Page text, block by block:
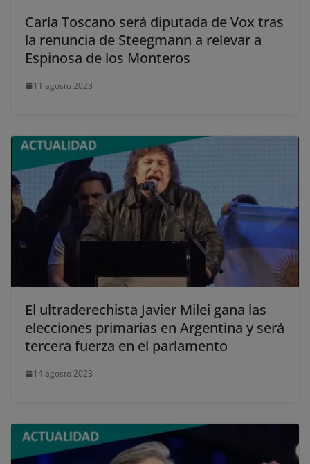
Carla Toscano será diputada de Vox tras
la renuncia de Steegmann a relevar a
Espinosa de los Monteros
11 agosto 2023
El ultraderechista Javier Milei gana las
elecciones primarias en Argentina y será
tercera fuerza en el parlamento
14 agosto 2023